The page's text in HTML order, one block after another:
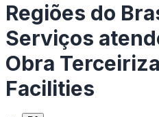
Regiões do
Serviços
Obra
Facilities